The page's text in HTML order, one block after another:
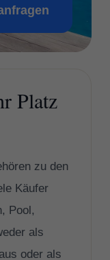
Platz
zu den
Käufer
Pool,
als
oder als